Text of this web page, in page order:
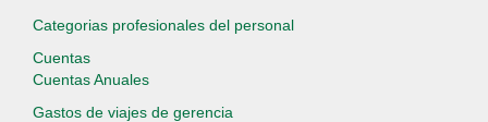
Categorias profesionales del personal
Cuentas
Cuentas Anuales
Gastos de viajes de gerencia